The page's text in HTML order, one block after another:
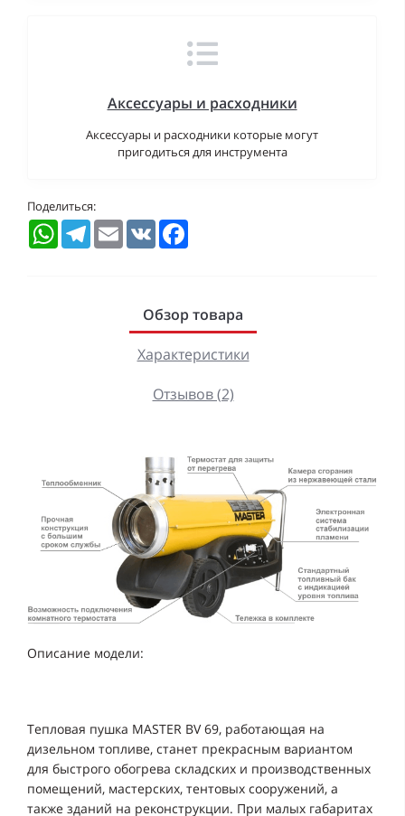
Аксессуары и расходники
Аксессуары и расходники которые могут
пригодиться для инструмента
Поделиться:
WhatsAppTelegramEmail VK
Обзор товара
Характеристики
Отзывов (2)
Описание модели:
Тепловая пушка MASTER BV 69, работающая на
дизельном топливе, станет прекрасным вариантом
для быстрого обогрева складских и производственных
помещений, мастерских, тентовых сооружений, а
также зданий на реконструкции. При малых габаритах